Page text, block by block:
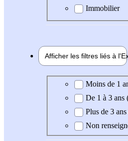
Immobilier
Afficher les filtres liés à l'
Expérience demandée
Moins de 1
De 1 à 3 ans
Plus de 3
Non